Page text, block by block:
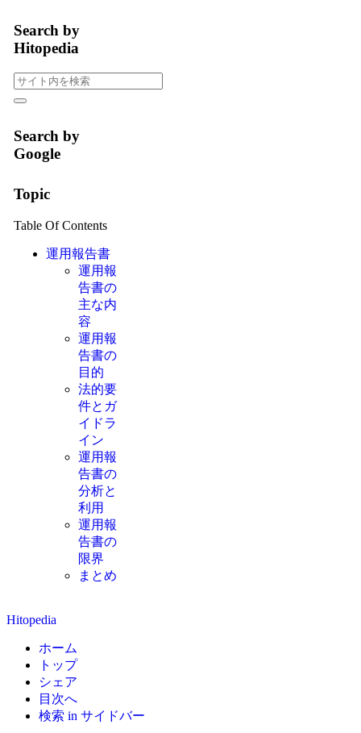
Search by
Hitopedia
Search by
Google
Topic
Table Of Contents
運用報告書
運用報
告書の
主な内
容
運用報
告書の
目的
法的要
件とガ
イドラ
イン
運用報
告書の
分析と
利用
運用報
告書の
限界
まとめ
Hitopedia
ホーム
トップ
シェア
目次へ
検索 in サイドバー